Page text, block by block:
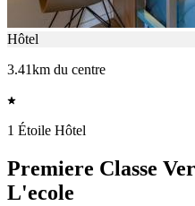
Hôtel
3.41km du centre
1 Étoile Hôtel
Premiere Classe
L'ecole